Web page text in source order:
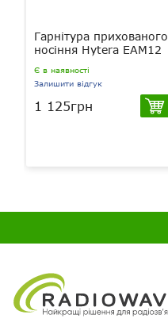
Гарнітура прихованого
носіння Hytera EAM12
Є в наявності
Залишити відгук
1 125грн